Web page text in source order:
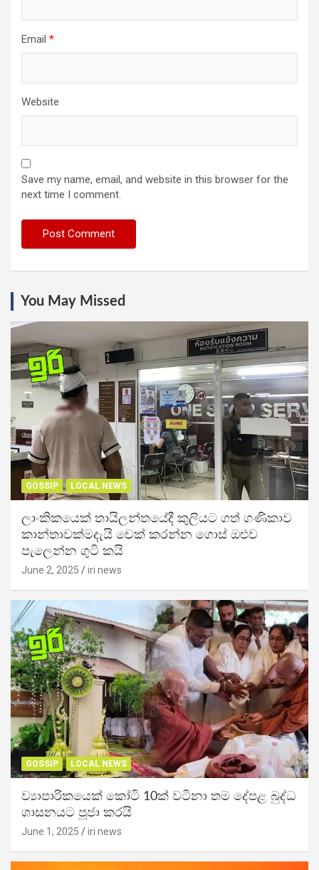
Email *
Website
Save my name, email, and website in this browser for the
next time I comment.
You May Missed
GOSSIP LOCAL NEWS
ලාංකිකයෙක් තායිලන්තයේදී කුලියට ගත් ගණිකාව
කාන්තාවක්මදැයි චෙක් කරන්න ගොස් ඔළුව
පැලෙන්න ගුටි කයි
June 2, 2025 iri news
GOSSIP LOCAL NEWS
ව්‍යාපාරිකයෙක් කෝටි 10ක් වටිනා තම දේපළ බුද්ධ
ශාසනයට පූජා කරයි
June 1, 2025 iri news